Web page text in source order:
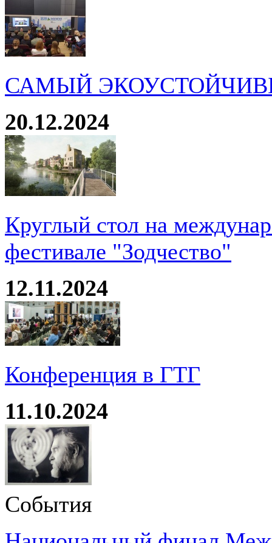
САМЫЙ
20.12.2024
Круглый стол на
фестивале "Зодчество"
12.11.2024
Конференция в ГТГ
11.10.2024
События